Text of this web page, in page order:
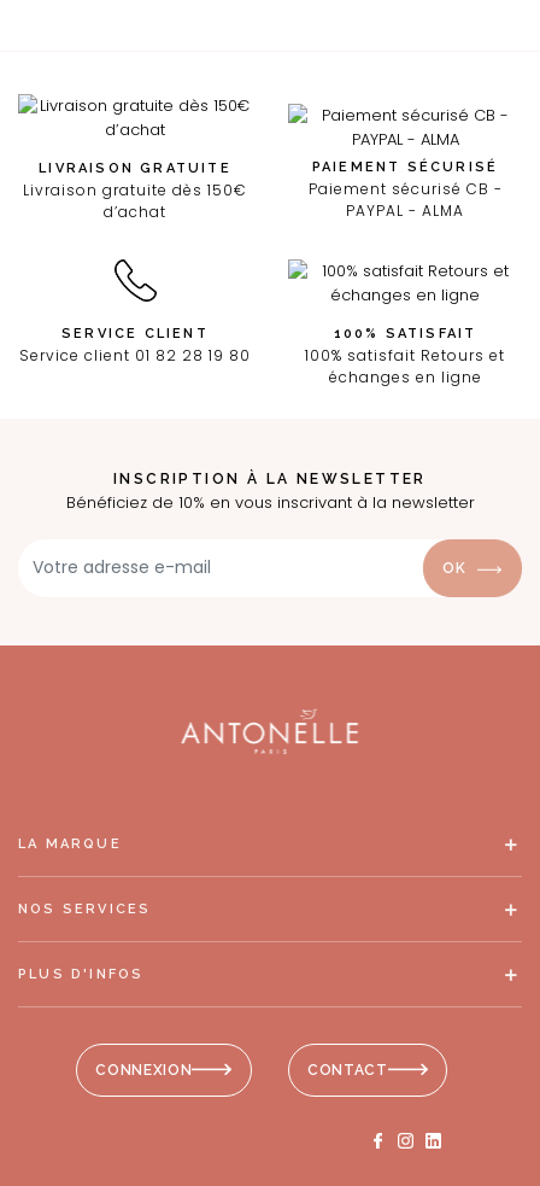
LIVRAISON GRATUITE
Livraison gratuite dès 150€
d’achat
PAIEMENT SÉCURISÉ
Paiement sécurisé CB -
PAYPAL - ALMA
SERVICE CLIENT
Service client 01 82 28 19 80
100% SATISFAIT
100% satisfait Retours et
échanges en ligne
INSCRIPTION À LA NEWSLETTER
Bénéficiez de 10% en vous inscrivant à la newsletter
OK
CONNEXION CONTACT
LA MARQUE
NOS SERVICES
PLUS D'INFOS